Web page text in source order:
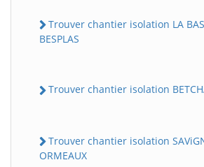
Trouver chantier isolation LA
BESPLAS
Trouver chantier isolation
Trouver chantier isolation
ORMEAUX